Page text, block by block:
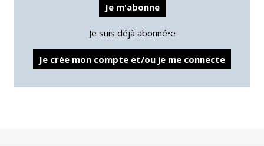
Je m'abonne
Je suis déjà abonné•e
Je crée mon compte et/ou je me connecte